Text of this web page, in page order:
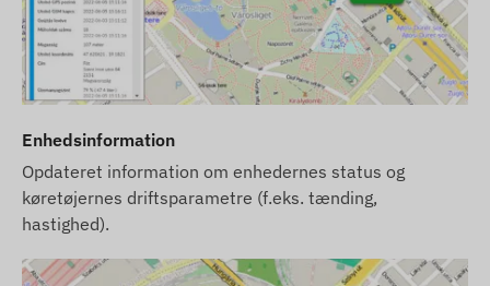
Enhedsinformation
Opdateret information om enhedernes status og
køretøjernes driftsparametre (f.eks. tænding,
hastighed).